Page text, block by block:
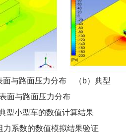
面与路面压力分布 （b）典型
面与路面压力分布
型小型车的数值计算结果
系数的数值模拟结果验证